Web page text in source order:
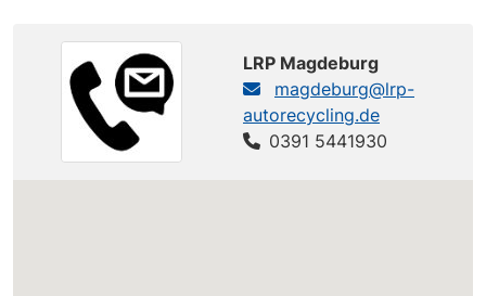
LRP Magdeburg
magdeburg@lrp-
autorecycling.de
0391 5441930